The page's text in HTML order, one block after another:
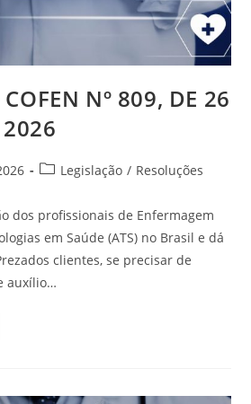
COFEN Nº 809, DE 26
Legislação / Resoluções
dos profissionais de Enfermagem
em Saúde (ATS) no Brasil e dá
clientes, se precisar de
auxílio…